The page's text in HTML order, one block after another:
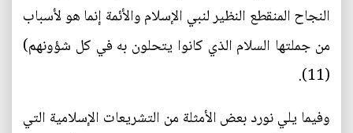
النجاح المنقطع النظير لنبي الإسلام والأئمة إنما هو لأسباب
من جملتها السلام الذي كانوا يتحلون به في كل شؤونهم)
(11).
وفيما يلي نورد بعض الأمثلة من التشريعات الإسلامية التي